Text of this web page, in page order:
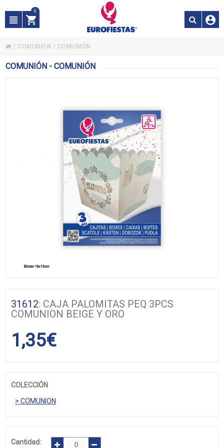
0
/ COMUNIÓN / COMUNIÓN
COMUNIÓN - COMUNIÓN
31612: CAJA PALOMITAS PEQ 3PCS
COMUNION BEIGE Y ORO
1,35€
COLECCIÓN
> COMUNION
Cantidad: